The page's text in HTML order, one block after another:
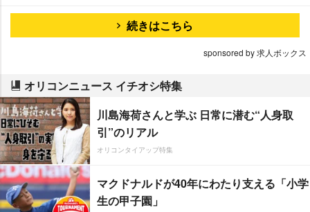
続きはこちら
sponsored by 求人ボックス
オリコンニュース イチオシ特集
川島海荷さんと学ぶ 日常に潜む“人身取
引”のリアル
オリコンタイアップ特集
マクドナルドが40年にわたり支える「小学
生の甲子園」